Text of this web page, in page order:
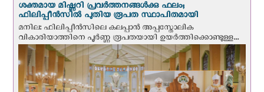
ശക്തമായ മിഷ്ണറി പ്രവർത്തനങ്ങൾക്കു ഫലം;
ഫിലിപ്പീൻസിൽ പുതിയ രൂപത സ്ഥാപിതമായി
മനില: ഫിലിപ്പീൻസിലെ കലപ്പാൻ അപ്പസ്തോലിക
വികാരിയാത്തിനെ പൂർണ്ണ രൂപതയായി ഉയർത്തിക്കൊണ്ടുള്ള...